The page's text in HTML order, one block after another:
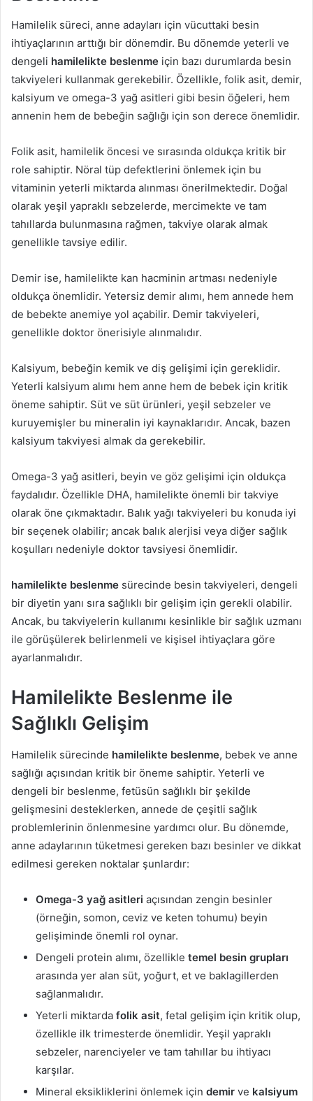
Hamilelik süreci, anne adayları için vücuttaki besin
ihtiyaçlarının arttığı bir dönemdir. Bu dönemde yeterli ve
dengeli hamilelikte beslenme için bazı durumlarda besin
takviyeleri kullanmak gerekebilir. Özellikle, folik asit, demir,
kalsiyum ve omega-3 yağ asitleri gibi besin öğeleri, hem
annenin hem de bebeğin sağlığı için son derece önemlidir.
Folik asit, hamilelik öncesi ve sırasında oldukça kritik bir
role sahiptir. Nöral tüp defektlerini önlemek için bu
vitaminin yeterli miktarda alınması önerilmektedir. Doğal
olarak yeşil yapraklı sebzelerde, mercimekte ve tam
tahıllarda bulunmasına rağmen, takviye olarak almak
genellikle tavsiye edilir.
Demir ise, hamilelikte kan hacminin artması nedeniyle
oldukça önemlidir. Yetersiz demir alımı, hem annede hem
de bebekte anemiye yol açabilir. Demir takviyeleri,
genellikle doktor önerisiyle alınmalıdır.
Kalsiyum, bebeğin kemik ve diş gelişimi için gereklidir.
Yeterli kalsiyum alımı hem anne hem de bebek için kritik
öneme sahiptir. Süt ve süt ürünleri, yeşil sebzeler ve
kuruyemişler bu mineralin iyi kaynaklarıdır. Ancak, bazen
kalsiyum takviyesi almak da gerekebilir.
Omega-3 yağ asitleri, beyin ve göz gelişimi için oldukça
faydalıdır. Özellikle DHA, hamilelikte önemli bir takviye
olarak öne çıkmaktadır. Balık yağı takviyeleri bu konuda iyi
bir seçenek olabilir; ancak balık alerjisi veya diğer sağlık
koşulları nedeniyle doktor tavsiyesi önemlidir.
hamilelikte beslenme sürecinde besin takviyeleri, dengeli
bir diyetin yanı sıra sağlıklı bir gelişim için gerekli olabilir.
Ancak, bu takviyelerin kullanımı kesinlikle bir sağlık uzmanı
ile görüşülerek belirlenmeli ve kişisel ihtiyaçlara göre
ayarlanmalıdır.
Hamilelikte Beslenme ile
Sağlıklı Gelişim
Hamilelik sürecinde hamilelikte beslenme, bebek ve anne
sağlığı açısından kritik bir öneme sahiptir. Yeterli ve
dengeli bir beslenme, fetüsün sağlıklı bir şekilde
gelişmesini desteklerken, annede de çeşitli sağlık
problemlerinin önlenmesine yardımcı olur. Bu dönemde,
anne adaylarının tüketmesi gereken bazı besinler ve dikkat
edilmesi gereken noktalar şunlardır:
Omega-3 yağ asitleri açısından zengin besinler
(örneğin, somon, ceviz ve keten tohumu) beyin
gelişiminde önemli rol oynar.
Dengeli protein alımı, özellikle temel besin grupları
arasında yer alan süt, yoğurt, et ve baklagillerden
sağlanmalıdır.
Yeterli miktarda folik asit, fetal gelişim için kritik olup,
özellikle ilk trimesterde önemlidir. Yeşil yapraklı
sebzeler, narenciyeler ve tam tahıllar bu ihtiyacı
karşılar.
Mineral eksikliklerini önlemek için demir ve kalsiyum